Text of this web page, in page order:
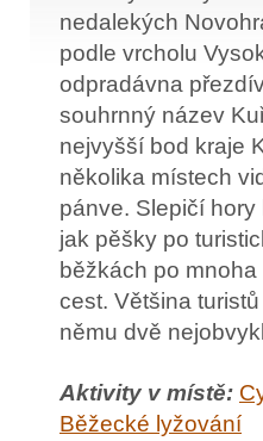
nedalekých
podle vrcholu
odpradávna
souhrnný název
nejvyšší bod kraje
několika místech
pánve. Slepičí
jak pěšky po
běžkách po
cest. Většina
němu dvě
Aktivity v místě:
Běžecké lyžování